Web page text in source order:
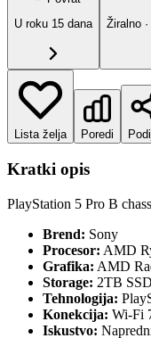
U roku 15 dana
Žiralno
Lista želja Poredi
Kratki opis
PlayStation 5 Pro B
Brend: Sony
Procesor: AMD
Grafika: AMD
Storage: 2TB SSD
Tehnologija:
Konekcija: Wi-Fi
Iskustvo: